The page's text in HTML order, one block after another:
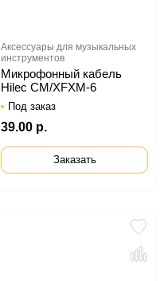
Аксессуары для музыкальных
инструментов
Микрофонный кабель
Hilec CM/XFXM-6
Под заказ
39.00 р.
Заказать